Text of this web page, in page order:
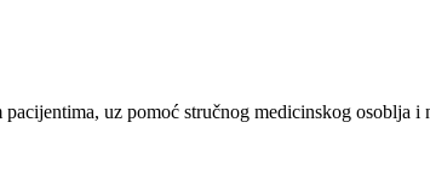
uz pomoć stručnog medicinskog osoblja i